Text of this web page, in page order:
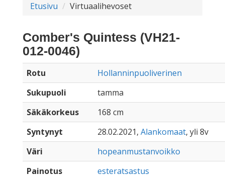
Etusivu Virtuaalihevoset
Comber's Quintess (VH21-
012-0046)
Rotu
Hollanninpuoliverinen
Sukupuoli
tamma
Säkäkorkeus
168 cm
Syntynyt
28.02.2021, Alankomaat, yli 8v
Väri
hopeanmustanvoikko
Painotus
esteratsastus